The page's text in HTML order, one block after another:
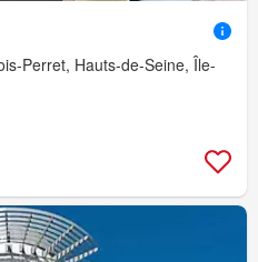
Perret, Hauts-de-Seine, Île-